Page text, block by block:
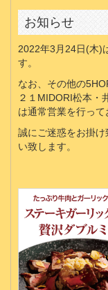
お知らせ
2022年3月24日(木)
す。
なお、その他の
２１MIDORI松本・
は通常営業を行って
誠にご迷惑をお掛
い致します。